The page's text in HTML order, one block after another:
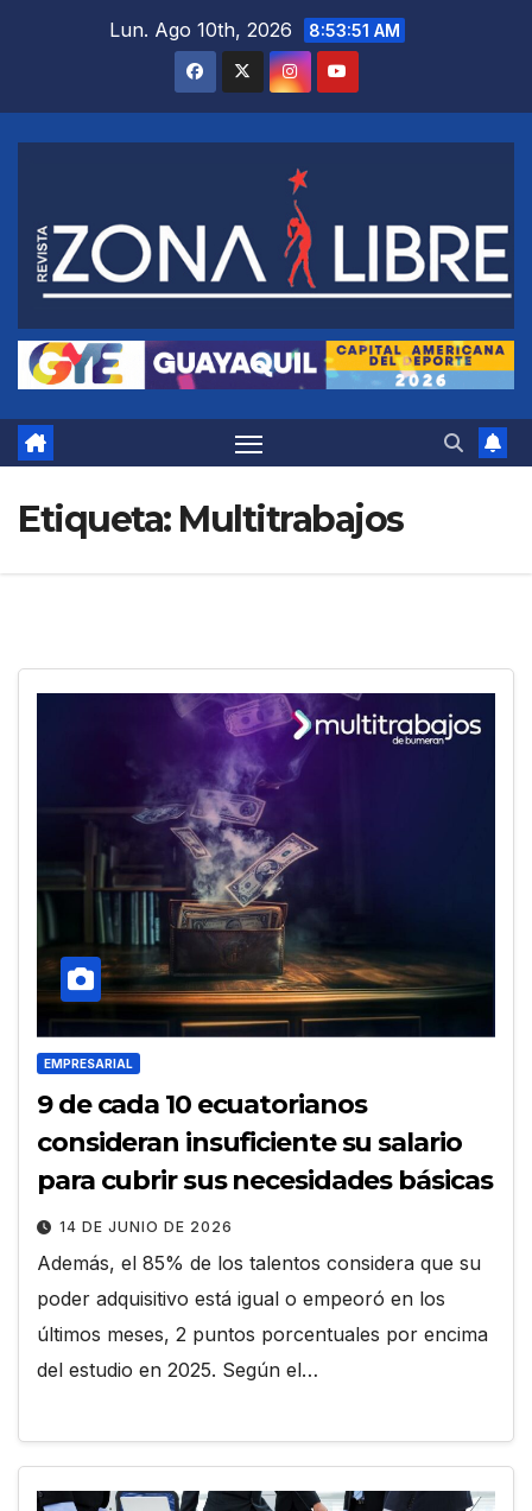
Lun. Ago 10th, 2026 8:53:53 AM
Etiqueta: Multitrabajos
EMPRESARIAL
9 de cada 10 ecuatorianos
consideran insuficiente su salario
para cubrir sus necesidades básicas
14 DE JUNIO DE 2026
Además, el 85% de los talentos considera que su
poder adquisitivo está igual o empeoró en los
últimos meses, 2 puntos porcentuales por encima
del estudio en 2025. Según el…